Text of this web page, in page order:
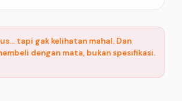
tapi gak kelihatan mahal. Dan
dengan mata, bukan spesifikasi.